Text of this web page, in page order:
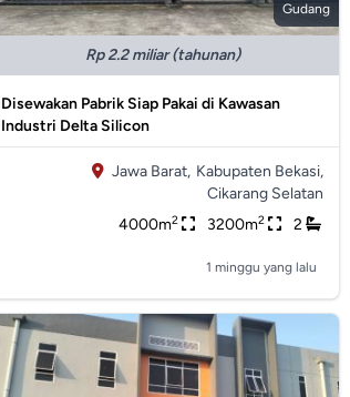
Gudang
Rp 2.2 miliar (tahunan)
Disewakan Pabrik Siap Pakai di Kawasan
Industri Delta Silicon
Jawa Barat, Kabupaten Bekasi,
Cikarang Selatan
4000m2 3200m2 2
1 minggu yang lalu